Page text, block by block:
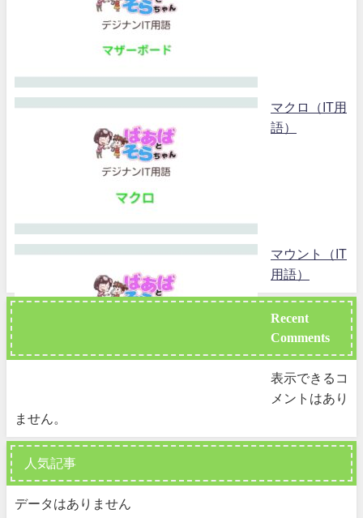
マクロ（IT用
語）
マウント（IT
用語）
Recent
Comments
表示できるコ
メントはあり
ません。
人気記事
データはありません